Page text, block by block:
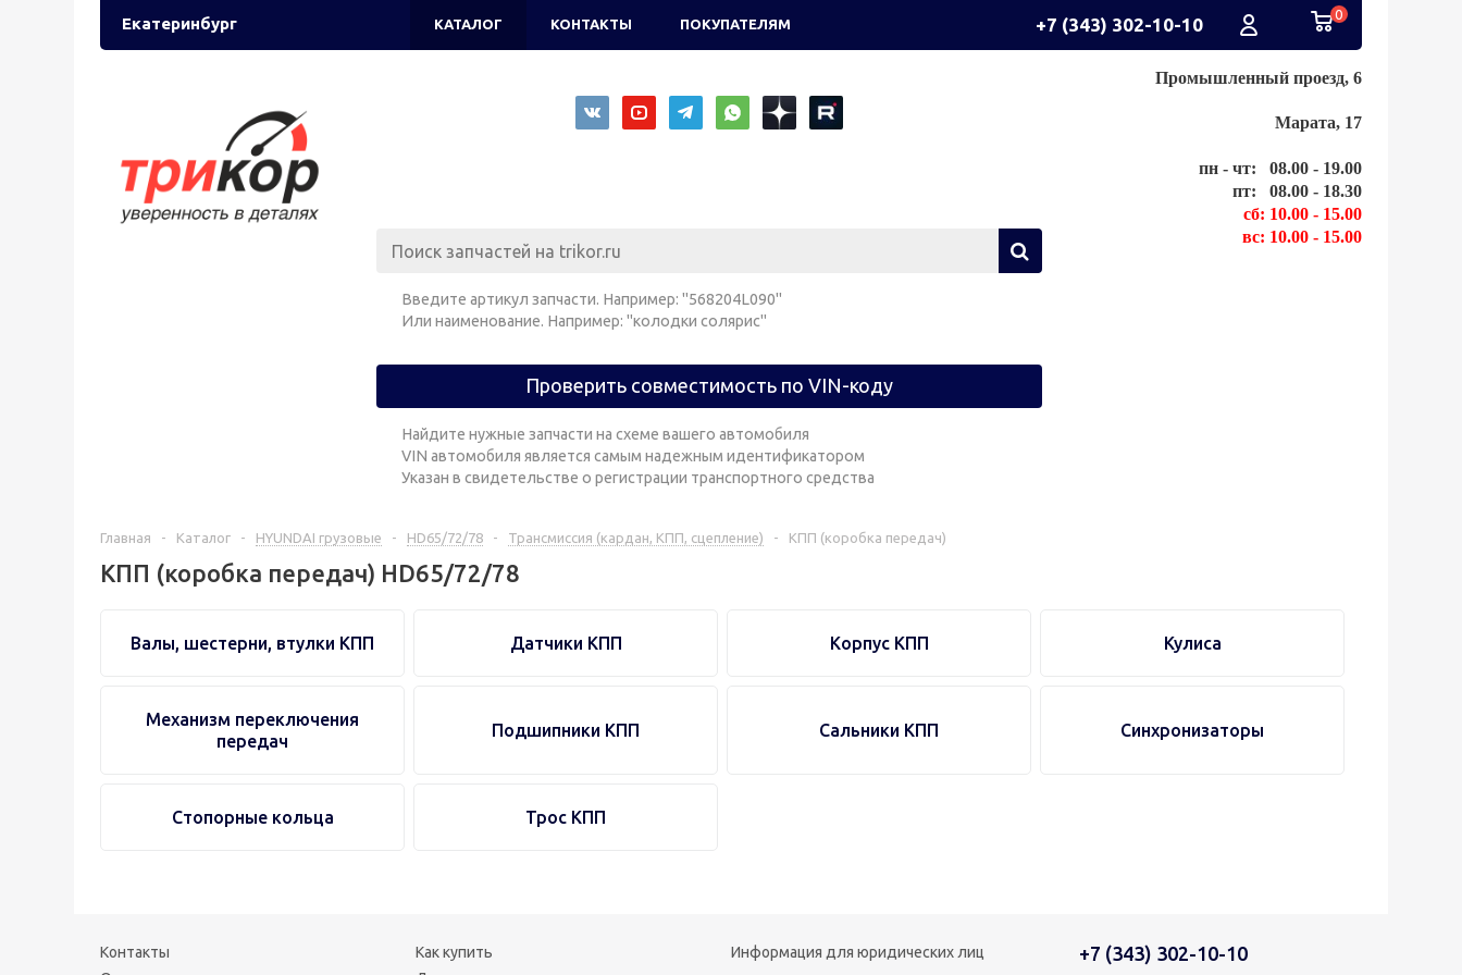
+7 (343) 302-10-10 0
Екатеринбург КАТАЛОГ КОНТАКТЫ ПОКУПАТЕЛЯМ
Введите артикул запчасти. Например: "568204L090"
Или наименование. Например: "колодки солярис"
Проверить совместимость по VIN-коду
Найдите нужные запчасти на схеме вашего автомобиля
VIN автомобиля является самым надежным идентификатором
Указан в свидетельстве о регистрации транспортного средства
Промышленный проезд, 6
Марата, 17
пн - чт: 08.00 - 19.00
пт: 08.00 - 18.30
сб: 10.00 - 15.00
вс: 10.00 - 15.00
Главная - Каталог - HYUNDAI грузовые - HD65/72/78 - Трансмиссия (кардан, КПП, сцепление) - КПП (коробка передач)
КПП (коробка передач) HD65/72/78
Валы, шестерни, втулки КПП Датчики КПП Корпус КПП Кулиса
Механизм переключения
передач
Подшипники КПП Сальники КПП Синхронизаторы
Стопорные кольца Трос КПП
Контакты
Как купить
Информация для юридических лиц +7 (343) 302-10-10